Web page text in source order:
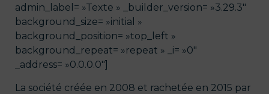
admin_label= »Texte » _builder_version= »3.29.3″
background_size= »initial »
background_position= »top_left »
background_repeat= »repeat » _i= »0″
_address= »0.0.0.0″]
La société créée en 2008 et rachetée en 2015 par